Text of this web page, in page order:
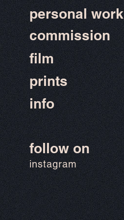
personal work
commission
film
prints
info
follow on
instagram